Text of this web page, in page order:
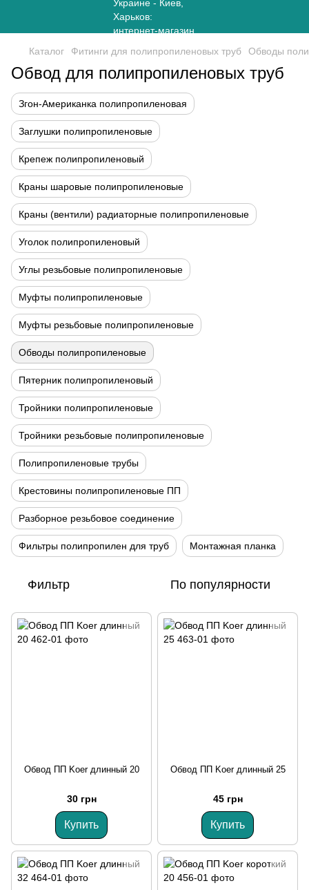
Каталог Фитинги для полипропиленовых труб Обводы
Обвод для полипропиленовых труб
Згон-Американка полипропиленовая
Заглушки полипропиленовые
Крепеж полипропиленовый
Краны шаровые полипропиленовые
Краны (вентили) радиаторные полипропиленовые
Уголок полипропиленовый
Углы резьбовые полипропиленовые
Муфты полипропиленовые
Муфты резьбовые полипропиленовые
Обводы полипропиленовые
Пятерник полипропиленовый
Тройники полипропиленовые
Тройники резьбовые полипропиленовые
Полипропиленовые трубы
Крестовины полипропиленовые ПП
Разборное резьбовое соединение
Фильтры полипропилен для труб Монтажная планка
Фильтр По популярности
Обвод ПП Koer длинный 20
30 грн
Купить
Обвод ПП Koer длинный 25
45 грн
Купить